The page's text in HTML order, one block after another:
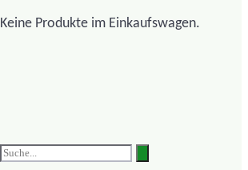
Keine Produkte im Einkaufswagen.